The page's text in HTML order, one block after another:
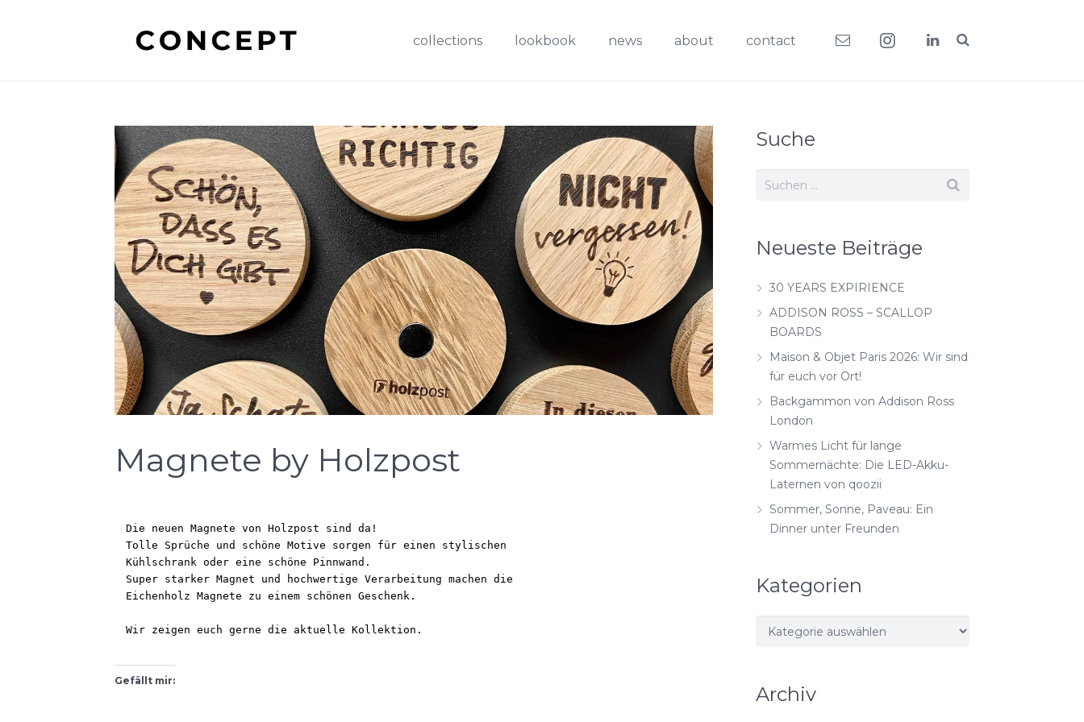
collections lookbook news about contact
Magnete by Holzpost
Die neuen Magnete von Holzpost sind da!
Tolle Sprüche und schöne Motive sorgen für einen stylischen
Kühlschrank oder eine schöne Pinnwand.
Super starker Magnet und hochwertige Verarbeitung machen die
Eichenholz Magnete zu einem schönen Geschenk.
Wir zeigen euch gerne die aktuelle Kollektion.
Gefällt mir:
Suche
Neueste Beiträge
30 YEARS EXPIRIENCE
ADDISON ROSS – SCALLOP
BOARDS
Maison & Objet Paris 2026: Wir sind
für euch vor Ort!
Backgammon von Addison Ross
London
Warmes Licht für lange
Sommernächte: Die LED-Akku-
Laternen von qoozii
Sommer, Sonne, Paveau: Ein
Dinner unter Freunden
Kategorien
Kategorien
Archiv